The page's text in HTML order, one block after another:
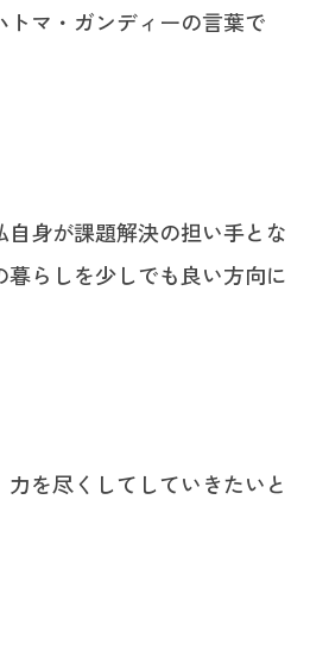
マ・ガンディーの言葉で
身が課題解決の担い手とな
暮らしを少しでも良い方向に
を尽くしてしていきたいと